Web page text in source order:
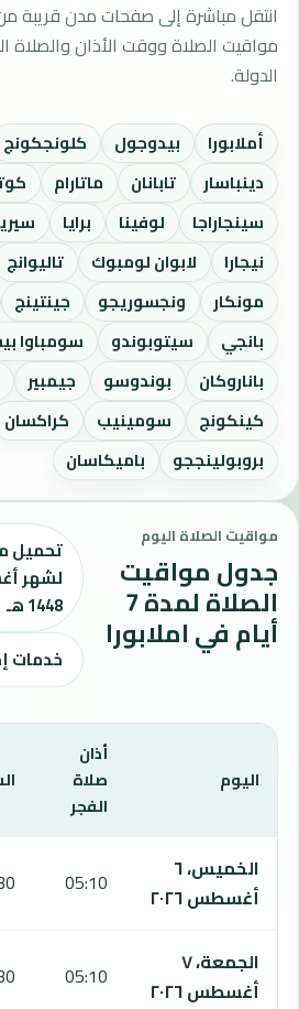
انتقل مباشرة إلى صفحات مدن قريبة
مواقيت الصلاة ووقت الأذان
الدولة.
أملابورا بيدوجول كلونجكونج
دينباسار
تابانان ماتارام
سينجاراجا
لوفينا برايا
نيجارا
لابوان لومبوك تاليوانج
مونكار
ونجسوريجو جينتينج
بانجي
سيتوبوندو سومباوا
باناروكان
بوندوسو جيمبير
كينكونج
سومينيب كراكسان
بروبولينججو
باميكاسان
مواقيت الصلاة اليوم
جدول مواقيت
الصلاة لمدة 7
أيام في املابورا
تحميل
1448 هـ
خدمات
اليوم
أذان
صلاة
الفجر
الخميس، ٦
أغسطس ٢٠٢٦
05:10
الجمعة، ٧
أغسطس ٢٠٢٦
05:10